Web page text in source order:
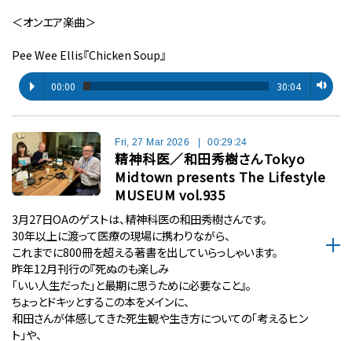
＜オンエア楽曲＞
Pee Wee Ellis『Chicken Soup』
00:00 30:04
Fri, 27 Mar 2026 00:29:24
精神科医／和田秀樹さんTokyo
Midtown presents The Lifestyle
MUSEUM vol.935
3月27日OAのゲストは、精神科医の和田秀樹さんです。
30年以上に渡って医療の現場に携わりながら、
これまでに800冊を超える著書を出していらっしゃいます。
昨年12月刊行の『死ぬのも楽しみ
「いい人生だった」と最期に思うために必要なこと』。
ちょっとドキッとするこの本をメインに、
和田さんが体感してきた死生観や生き方についての「考えるヒン
ト」や、